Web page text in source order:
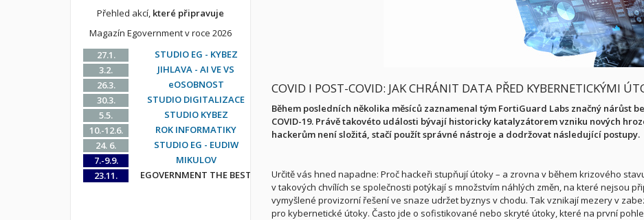
COVID I POST-COVID: JAK CHRÁNIT DATA PŘED KYBERNETICKÝMI
Během posledních několika měsíců zaznamenal tým FortiGuard Labs značný nárůst
COVID-19. Právě takovéto události bývají historicky katalyzátorem vzniku nových
hackerům není složitá, stačí použít správné nástroje a dodržovat následující postupy.
Určitě vás hned napadne: Proč hackeři stupňují útoky – a zrovna v během krizového
v takových chvílích se společnosti potýkají s množstvím náhlých změn, na které nejsou
vymyšlené provizorní řešení ve snaze udržet byznys v chodu. Tak vznikají mezery v
pro kybernetické útoky. Často jde o sofistikované nebo skryté útoky, které na první
Přehled akcí, které připravuje
Magazín Egovernment v roce 2026
27.1.
STUDIO EG - KYBEZ
3.2.
JIHLAVA - AI VE VS
26.3.
eOSOBNOST
30.3.
STUDIO DIGITALIZACE
5.5.
STUDIO KYBEZ
10.-12.6.
ROK INFORMATIKY
24. 6.
STUDIO EG - EUDIW
7.-9.9.
MIKULOV
23.11.
EGOVERNMENT THE BEST